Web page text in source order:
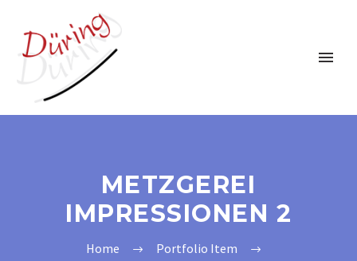
METZGEREI
IMPRESSIONEN 2
Home
Portfolio Item